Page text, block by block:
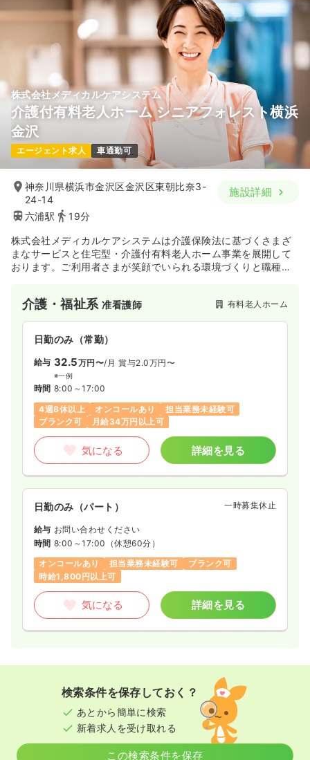
株式会社メディカルケアシステム
介護付有料老人ホーム シニアフォレスト横浜
金沢
エージェント求人 車通勤可
神奈川県横浜市金沢区金沢区東朝比奈3-
24-14
六浦駅
19分
施設詳細
株式会社メディカルケアシステムは介護保険法に基づくさまざ
まなサービスと住宅型・介護付有料老人ホーム事業を展開して
おります。ご利用者さまが笑顔でいられる環境づくりと職種間
介護・福祉系准看護師 有料老人ホーム
日勤のみ（常勤）
給与 32.5万円〜/月 賞与2.0万円〜
※一例
時間 8:00～17:00
4週8休以上
オンコールあり
担当業務未経験可
ブランク可
月給34万円以上可
気になる 詳細を見る
日勤のみ（パート） 一時募集休止
給与 お問い合わせください
時間 8:00～17:00 （休憩60分）
オンコールあり
担当業務未経験可
ブランク可
時給1,800円以上可
気になる 詳細を見る
検索条件を保存しておく？
あとから簡単に検索
新着求人を受け取れる
この検索条件を保存